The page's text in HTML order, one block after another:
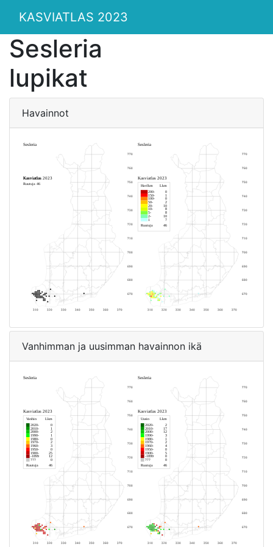
KASVIATLAS 2023
Sesleria
lupikat
Havainnot
Vanhimman ja uusimman havainnon ikä